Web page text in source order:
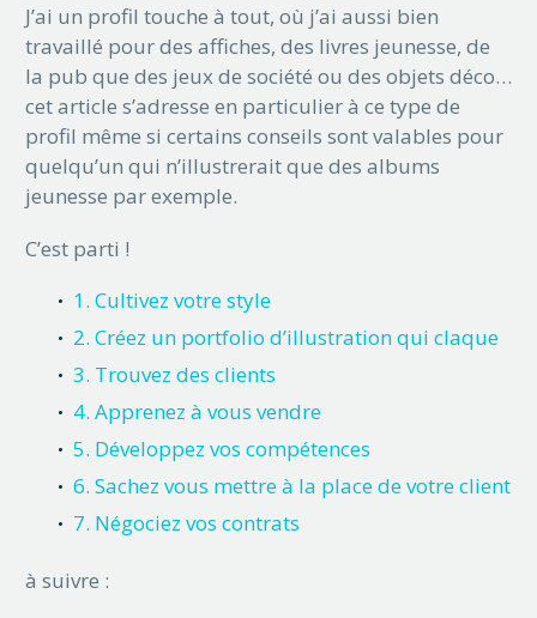
J’ai un profil touche à tout, où j’ai aussi bien
travaillé pour des affiches, des livres jeunesse, de
la pub que des jeux de société ou des objets déco…
cet article s’adresse en particulier à ce type de
profil même si certains conseils sont valables pour
quelqu’un qui n’illustrerait que des albums
jeunesse par exemple.
C’est parti !
1. Cultivez votre style
2. Créez un portfolio d’illustration qui claque
3. Trouvez des clients
4. Apprenez à vous vendre
5. Développez vos compétences
6. Sachez vous mettre à la place de votre client
7. Négociez vos contrats
à suivre :